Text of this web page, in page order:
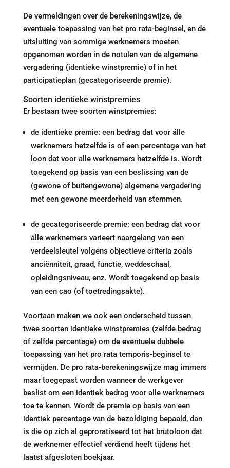
De vermeldingen over de berekeningswijze, de
eventuele toepassing van het pro rata-beginsel, en de
uitsluiting van sommige werknemers moeten
opgenomen worden in de notulen van de algemene
vergadering (identieke winstpremie) of in het
participatieplan (gecategoriseerde premie).
Soorten identieke winstpremies
Er bestaan twee soorten winstpremies:
de identieke premie: een bedrag dat voor álle
werknemers hetzelfde is of een percentage van het
loon dat voor alle werknemers hetzelfde is. Wordt
toegekend op basis van een beslissing van de
(gewone of buitengewone) algemene vergadering
met een gewone meerderheid van stemmen.
de gecategoriseerde premie: een bedrag dat voor
álle werknemers varieert naargelang van een
verdeelsleutel volgens objectieve criteria zoals
anciënniteit, graad, functie, weddeschaal,
opleidingsniveau, enz. Wordt toegekend op basis
van een cao (of toetredingsakte).
Voortaan maken we ook een onderscheid tussen
twee soorten identieke winstpremies (zelfde bedrag
of zelfde percentage) om de eventuele dubbele
toepassing van het pro rata temporis-beginsel te
vermijden. De pro rata-berekeningswijze mag immers
maar toegepast worden wanneer de werkgever
beslist om een identiek bedrag voor alle werknemers
toe te kennen. Wordt de premie op basis van een
identiek percentage van de bezoldiging bepaald, dan
is die op zich al geproratiseerd tot het brutoloon dat
de werknemer effectief verdiend heeft tijdens het
laatst afgesloten boekjaar.